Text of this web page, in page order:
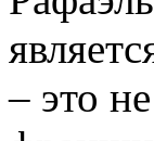
– это